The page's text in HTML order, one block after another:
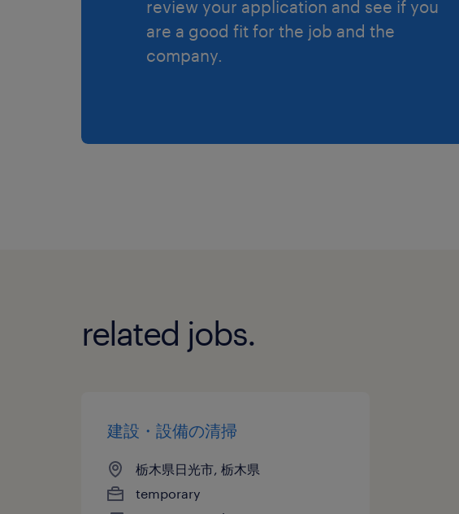
review your application and see if you
are a good fit for the job and the
company.
related jobs.
建設・設備の清掃
栃木県日光市, 栃木県
temporary